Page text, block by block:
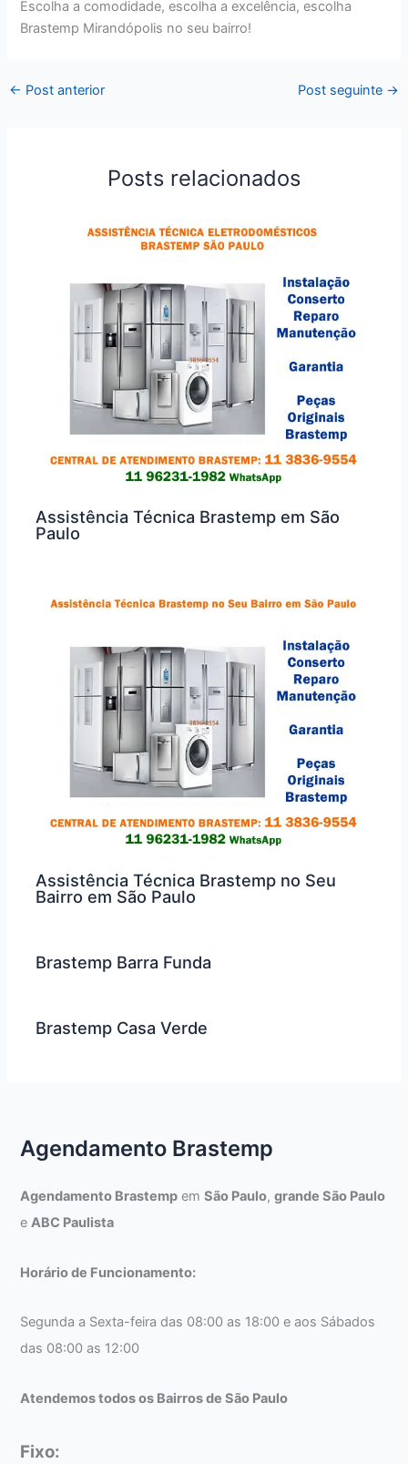
Escolha a comodidade, escolha a excelência, escolha
Brastemp Mirandópolis no seu bairro!
← Post anterior Post seguinte →
Posts relacionados
Assistência Técnica Brastemp em São
Paulo
Assistência Técnica Brastemp no Seu
Bairro em São Paulo
Brastemp Barra Funda
Brastemp Casa Verde
Agendamento Brastemp
Agendamento Brastemp emSão Paulo,grande São Paulo
eABC Paulista
Horário de Funcionamento:
Segunda a Sexta-feira das 08:00 as 18:00 e aos Sábados
das 08:00 as 12:00
Atendemos todos os Bairros de São Paulo
Fixo: